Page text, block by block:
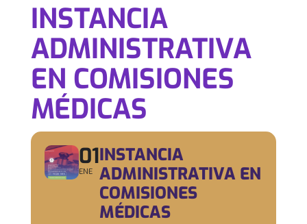
INSTANCIA
ADMINISTRATIVA
EN COMISIONES
MÉDICAS
01
ENE
INSTANCIA
ADMINISTRATIVA EN
COMISIONES
MÉDICAS